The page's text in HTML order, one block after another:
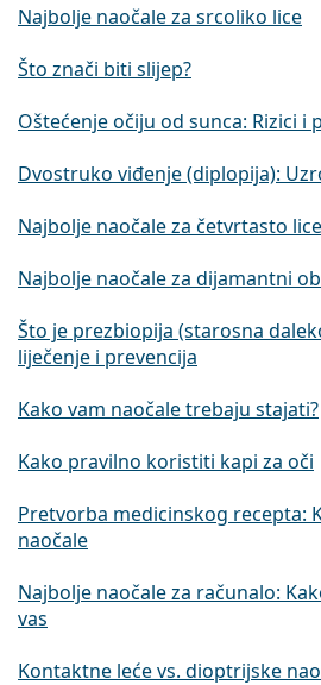
Najbolje naočale za srcoliko lice
Što znači biti slijep?
Oštećenje očiju od sunca: Rizici i
Dvostruko viđenje (diplopija):
Najbolje naočale za četvrtasto lice
Najbolje naočale za dijamantni
Što je prezbiopija (starosna
liječenje i prevencija
Kako vam naočale trebaju stajati?
Kako pravilno koristiti kapi za oči
Pretvorba medicinskog recepta:
naočale
Najbolje naočale za računalo:
vas
Kontaktne leće vs. dioptrijske